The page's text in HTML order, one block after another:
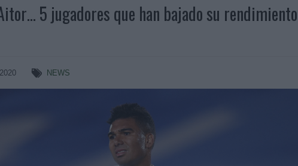
5 jugadores que han bajado su rendimiento
NEWS